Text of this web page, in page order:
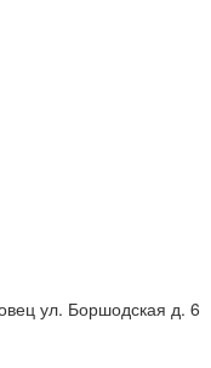
ул. Боршодская д. 6